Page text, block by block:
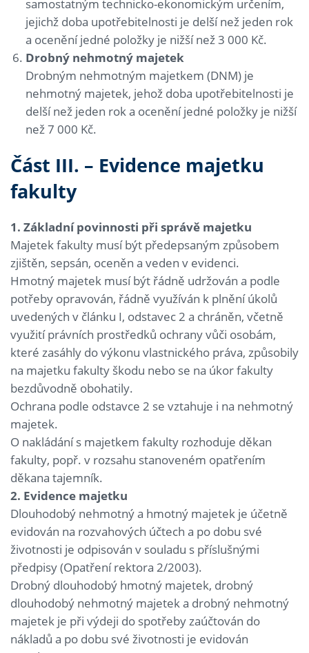
samostatným technicko-ekonomickým určením,
jejichž doba upotřebitelnosti je delší než jeden rok
a ocenění jedné položky je nižší než 3 000 Kč.
Drobný nehmotný majetek
Drobným nehmotným majetkem (DNM) je
nehmotný majetek, jehož doba upotřebitelnosti je
delší než jeden rok a ocenění jedné položky je nižší
než 7 000 Kč.
Část III. – Evidence majetku
fakulty
1. Základní povinnosti při správě majetku
Majetek fakulty musí být předepsaným způsobem
zjištěn, sepsán, oceněn a veden v evidenci.
Hmotný majetek musí být řádně udržován a podle
potřeby opravován, řádně využíván k plnění úkolů
uvedených v článku I, odstavec 2 a chráněn, včetně
využití právních prostředků ochrany vůči osobám,
které zasáhly do výkonu vlastnického práva, způsobily
na majetku fakulty škodu nebo se na úkor fakulty
bezdůvodně obohatily.
Ochrana podle odstavce 2 se vztahuje i na nehmotný
majetek.
O nakládání s majetkem fakulty rozhoduje děkan
fakulty, popř. v rozsahu stanoveném opatřením
děkana tajemník.
2. Evidence majetku
Dlouhodobý nehmotný a hmotný majetek je účetně
evidován na rozvahových účtech a po dobu své
životnosti je odpisován v souladu s příslušnými
předpisy (Opatření rektora 2/2003).
Drobný dlouhodobý hmotný majetek, drobný
dlouhodobý nehmotný majetek a drobný nehmotný
majetek je při výdeji do spotřeby zaúčtován do
nákladů a po dobu své životnosti je evidován